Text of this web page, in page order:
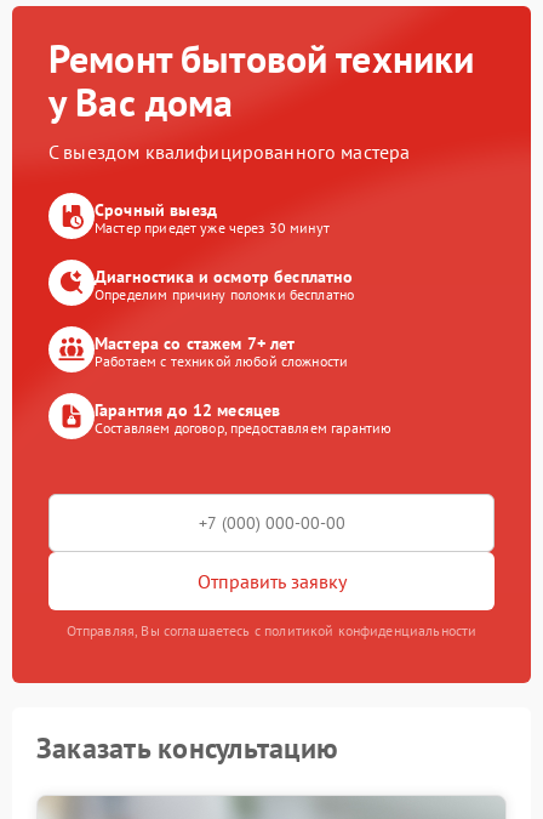
Ремонт бытовой техники
у Вас дома
С выездом квалифицированного мастера
Срочный выезд
Мастер приедет уже через 30 минут
Диагностика и осмотр бесплатно
Определим причину поломки бесплатно
Мастера со стажем 7+ лет
Работаем с техникой любой сложности
Гарантия до 12 месяцев
Составляем договор, предоставляем гарантию
Отправить заявку
Отправляя, Вы соглашаетесь с политикой конфиденциальности
Заказать консультацию